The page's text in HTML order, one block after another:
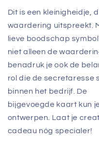
Dit is een kleinigheidje,
waardering uitspreekt.
lieve boodschap
niet alleen de
benadruk je ook de
rol die de secretaresse
binnen het bedrijf. De
bijgevoegde kaart kun
ontwerpen. Laat je
cadeau nóg specialer!